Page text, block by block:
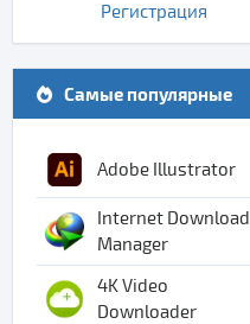
Регистрация
Самые популярные
Adobe Illustrator
Internet Download
Manager
4K Video
Downloader